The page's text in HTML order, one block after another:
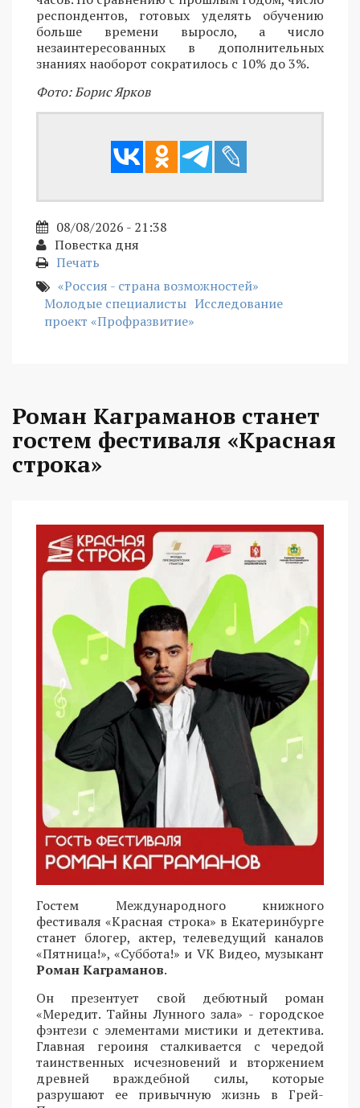
респондентов, готовых уделять обучению
больше времени выросло, а число
незаинтересованных в дополнительных
знаниях наоборот сократилось с 10% до 3%.
Фото: Борис Ярков
08/08/2026 - 21:38
Повестка дня
Печать
«Россия - страна возможностей»
Молодые специалисты Исследование
проект «Профразвитие»
Роман Каграманов станет
гостем фестиваля «Красная
строка»
Гостем Международного книжного
фестиваля «Красная строка» в Екатеринбурге
станет блогер, актер, телеведущий каналов
«Пятница!», «Суббота!» и VK Видео, музыкант
Роман Каграманов.
Он презентует свой дебютный роман
«Мередит. Тайны Лунного зала» - городское
фэнтези с элементами мистики и детектива.
Главная героиня сталкивается с чередой
таинственных исчезновений и вторжением
древней враждебной силы, которые
разрушают ее привычную жизнь в Грей-